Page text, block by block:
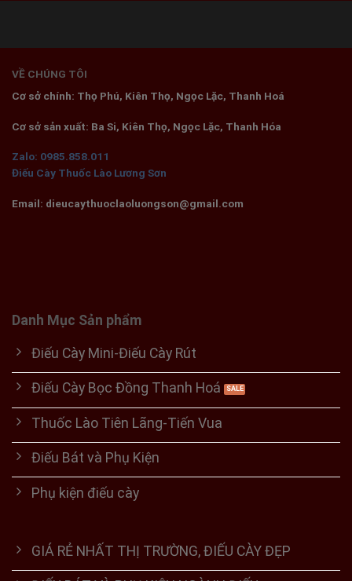
VỀ CHÚNG TÔI
Cơ sở chính: Thọ Phú, Kiên Thọ, Ngọc Lặc, Thanh Hoá
Cơ sở sản xuất: Ba Si, Kiên Thọ, Ngọc Lặc, Thanh Hóa
Zalo: 0985.858.011
Điếu Cày Thuốc Lào Lương Sơn
Email: dieucaythuoclaoluongson@gmail.com
Danh Mục Sản phẩm
Điếu Cày Mini-Điếu Cày Rút
Điếu Cày Bọc Đồng Thanh Hoá
Thuốc Lào Tiên Lãng-Tiến Vua
Điếu Bát và Phụ Kiện
Phụ kiện điếu cày
GIÁ RẺ NHẤT THỊ TRƯỜNG, ĐIẾU CÀY ĐẸP